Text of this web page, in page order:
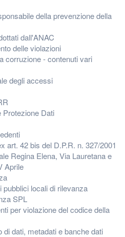
della prevenzione della
dall'ANAC
delle violazioni
corruzione - contenuti vari
degli accessi
Protezione Dati
art. 42 bis del D.P.R. n. 327/2001
Regina Elena, Via Lauretana e
Aprile
locali di rilevanza
SPL
per violazione del codice della
dati, metadati e banche dati